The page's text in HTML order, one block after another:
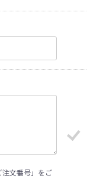
注文番号」をご